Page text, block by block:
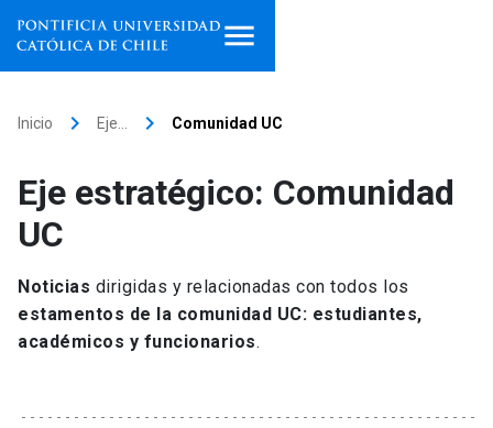
Facultades, escuelas e
institutos
Investigación
Internacionalización launch
Inicio keyboard_arrow_right Eje… keyboard_arrow_right Comunidad UC
Eje estratégico: Comunidad
UC
Noticias dirigidas y relacionadas con todos los
estamentos de la comunidad UC: estudiantes,
académicos y funcionarios.